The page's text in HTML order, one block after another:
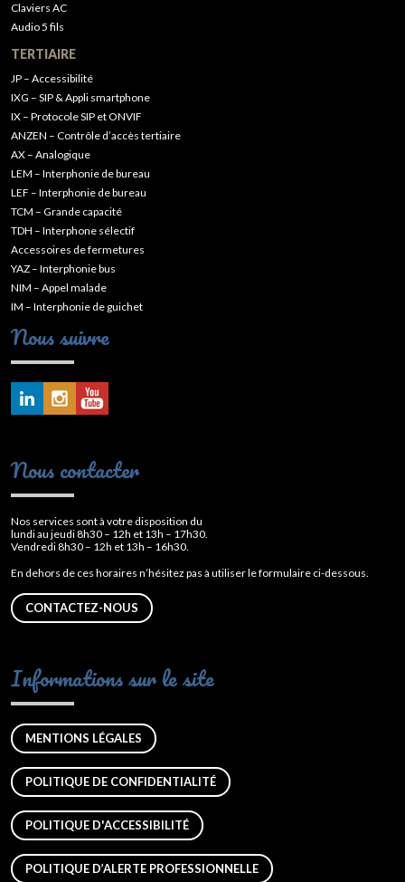
Claviers AC
Audio 5 fils
TERTIAIRE
JP – Accessibilité
IXG – SIP & Appli smartphone
IX – Protocole SIP et ONVIF
ANZEN – Contrôle d’accès tertiaire
AX – Analogique
LEM – Interphonie de bureau
LEF – Interphonie de bureau
TCM – Grande capacité
TDH – Interphone sélectif
Accessoires de fermetures
YAZ – Interphonie bus
NIM – Appel malade
IM – Interphonie de guichet
Nous suivre
Nous contacter
Nos services sont à votre disposition du
lundi au jeudi 8h30 – 12h et 13h – 17h30.
Vendredi 8h30 – 12h et 13h – 16h30.
En dehors de ces horaires n’hésitez pas à utiliser le formulaire ci-dessous.
CONTACTEZ-NOUS
Informations sur le site
MENTIONS LÉGALES
POLITIQUE DE CONFIDENTIALITÉ
POLITIQUE D'ACCESSIBILITÉ
POLITIQUE D’ALERTE PROFESSIONNELLE